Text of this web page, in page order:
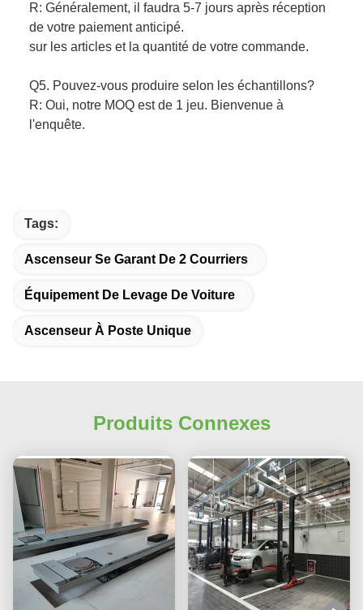
R: Généralement, il faudra 5-7 jours après réception
de votre paiement anticipé.
sur les articles et la quantité de votre commande.
Q5. Pouvez-vous produire selon les échantillons?
R: Oui, notre MOQ est de 1 jeu. Bienvenue à
l'enquête.
Tags:
Ascenseur Se Garant De 2 Courriers
Équipement De Levage De Voiture
Ascenseur À Poste Unique
Produits Connexes